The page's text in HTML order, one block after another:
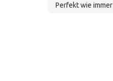
Perfekt wie immer